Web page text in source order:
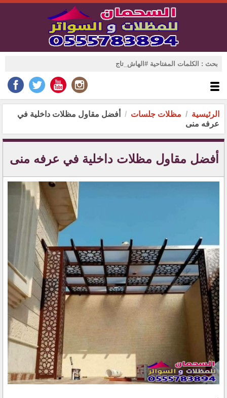
الرئيسية مظلات جلسات
أفضل مقاول مظلات داخلية في
عرفه منى
أفضل مقاول مظلات داخلية في عرفه منى